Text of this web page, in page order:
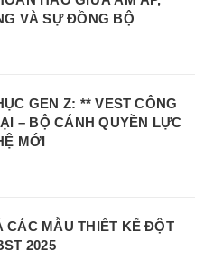
VÀ SỰ ĐỒNG BỘ
GEN Z: ** VEST CÔNG
– BỘ CÁNH QUYỀN LỰC
MỚI
CÁC MẪU THIẾT KẾ ĐỘT
2025